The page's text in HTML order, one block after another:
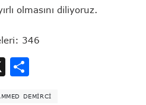
olmasını diliyoruz.
346
X
DEMIRCI